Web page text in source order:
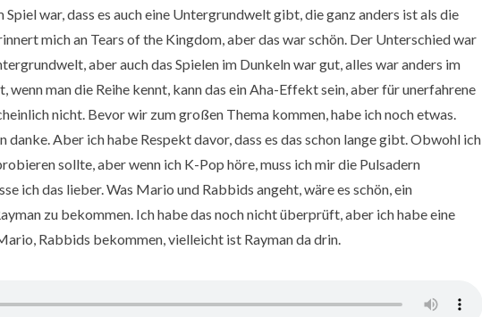
Spiel war, dass es auch eine Untergrundwelt gibt, die ganz anders ist als die
mich an Tears of the Kingdom, aber das war schön. Der Unterschied war
aber auch das Spielen im Dunkeln war gut, alles war anders im
wenn man die Reihe kennt, kann das ein Aha-Effekt sein, aber für unerfahrene
nicht. Bevor wir zum großen Thema kommen, habe ich noch etwas.
danke. Aber ich habe Respekt davor, dass es das schon lange gibt. Obwohl ich
sollte, aber wenn ich K-Pop höre, muss ich mir die Pulsadern
ich das lieber. Was Mario und Rabbids angeht, wäre es schön, ein
zu bekommen. Ich habe das noch nicht überprüft, aber ich habe eine
Rabbids bekommen, vielleicht ist Rayman da drin.